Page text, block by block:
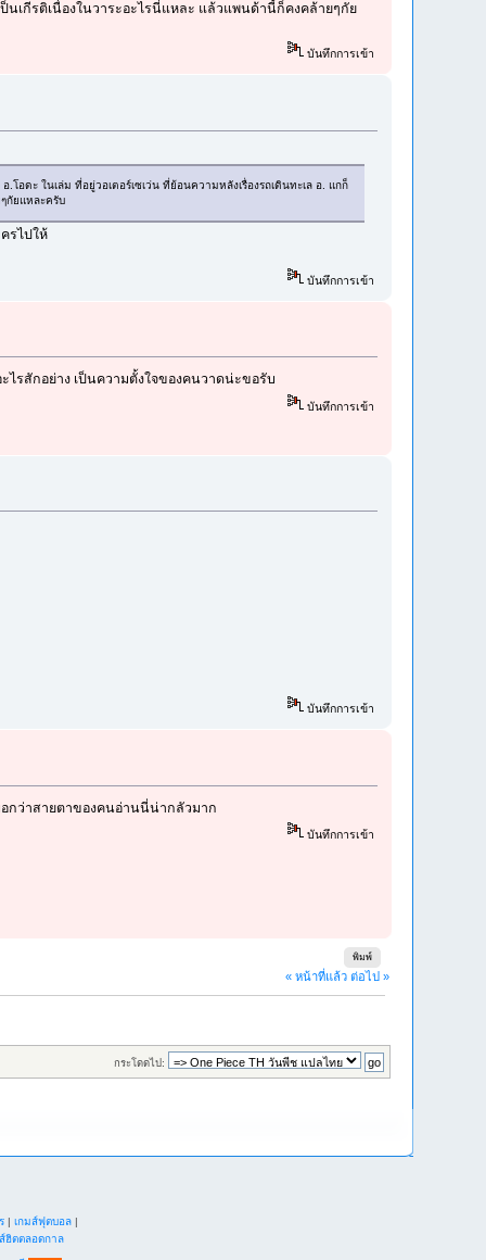
นเกีรติเนื่องในวาระอะไรนี่แหละ แล้วแพนด้านี้ก็คงคล้ายๆกัย
บันทึกการเข้า
อดะ ในเล่ม ที่อยู่วอเตอร์เซเว่น ที่ย้อนความหลังเรื่องรถเดินทะเล อ. แกก็
กัยแหละครับ
รไปให้
บันทึกการเข้า
รสักอย่าง เป็นความตั้งใจของคนวาดน่ะขอรับ
บันทึกการเข้า
บันทึกการเข้า
อกว่าสายตาของคนอ่านนี่น่ากลัวมาก
บันทึกการเข้า
พิมพ์
« หน้าที่แล้ว ต่อไป »
กระโดดไป:
| เกมส์ฟุตบอล|
ฮิตตลอดกาล